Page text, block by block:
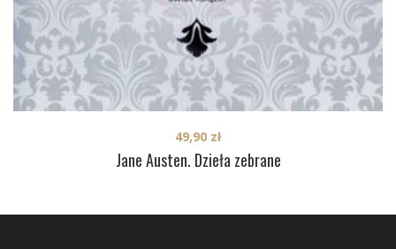
Jane Austen. Dzieła zebrane
49,90 zł